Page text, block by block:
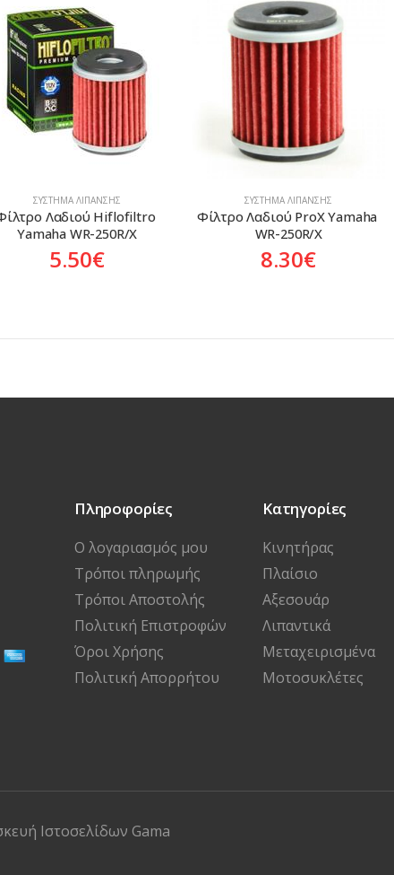
ΣΎΣΤΗΜΑ ΛΊΠΑΝΣΗΣ
Λαδιού Hiflofiltro
Yamaha WR-250R/X
5.50€
ΣΎΣΤΗΜΑ ΛΊΠΑΝΣΗΣ
Φίλτρο Λαδιού ProX Yamaha
WR-250R/X
8.30€
Πληροφορίες
Ο λογαριασμός μου
Τρόποι πληρωμής
Τρόποι Αποστολής
Πολιτική Επιστροφών
Όροι Χρήσης
Πολιτική Απορρήτου
Κατηγορίες
Κινητήρας
Πλαίσιο
Αξεσουάρ
Λιπαντικά
Μεταχειρισμένα
Μοτοσυκλέτες
Ιστοσελίδων Gama